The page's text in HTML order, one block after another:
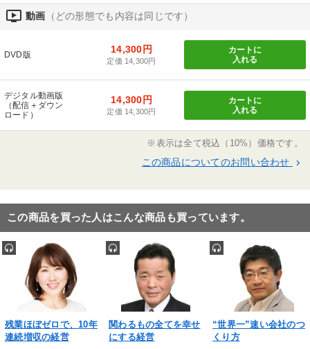
ondemand_video 動画 （どの形態でも内容は同じです）
DVD版 14,300円
定価 14,300円
カートに
入れる
デジタル動画版
（配信＋ダウン
ロード）
14,300円
定価 14,300円
カートに
入れる
※表示は全て税込（10%）価格です。
この商品についてのお問い合わせ keyboard_arrow_right
この商品を買った人はこんな商品も買っています。
残業ほぼゼロで、10年
連続増収の経営
関わるもの全てを幸せ
にする経営
“世界一”速い会社のつ
くり方